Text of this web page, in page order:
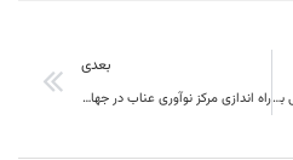
۱۲ محدوده معدنی خراسان جنوبی به سرمایه‌گذاران جدید واگذار می‌شود
بعدی
راه اندازی مرکز نوآوری عناب در جهاددانشگاهی خراسان جنوبی